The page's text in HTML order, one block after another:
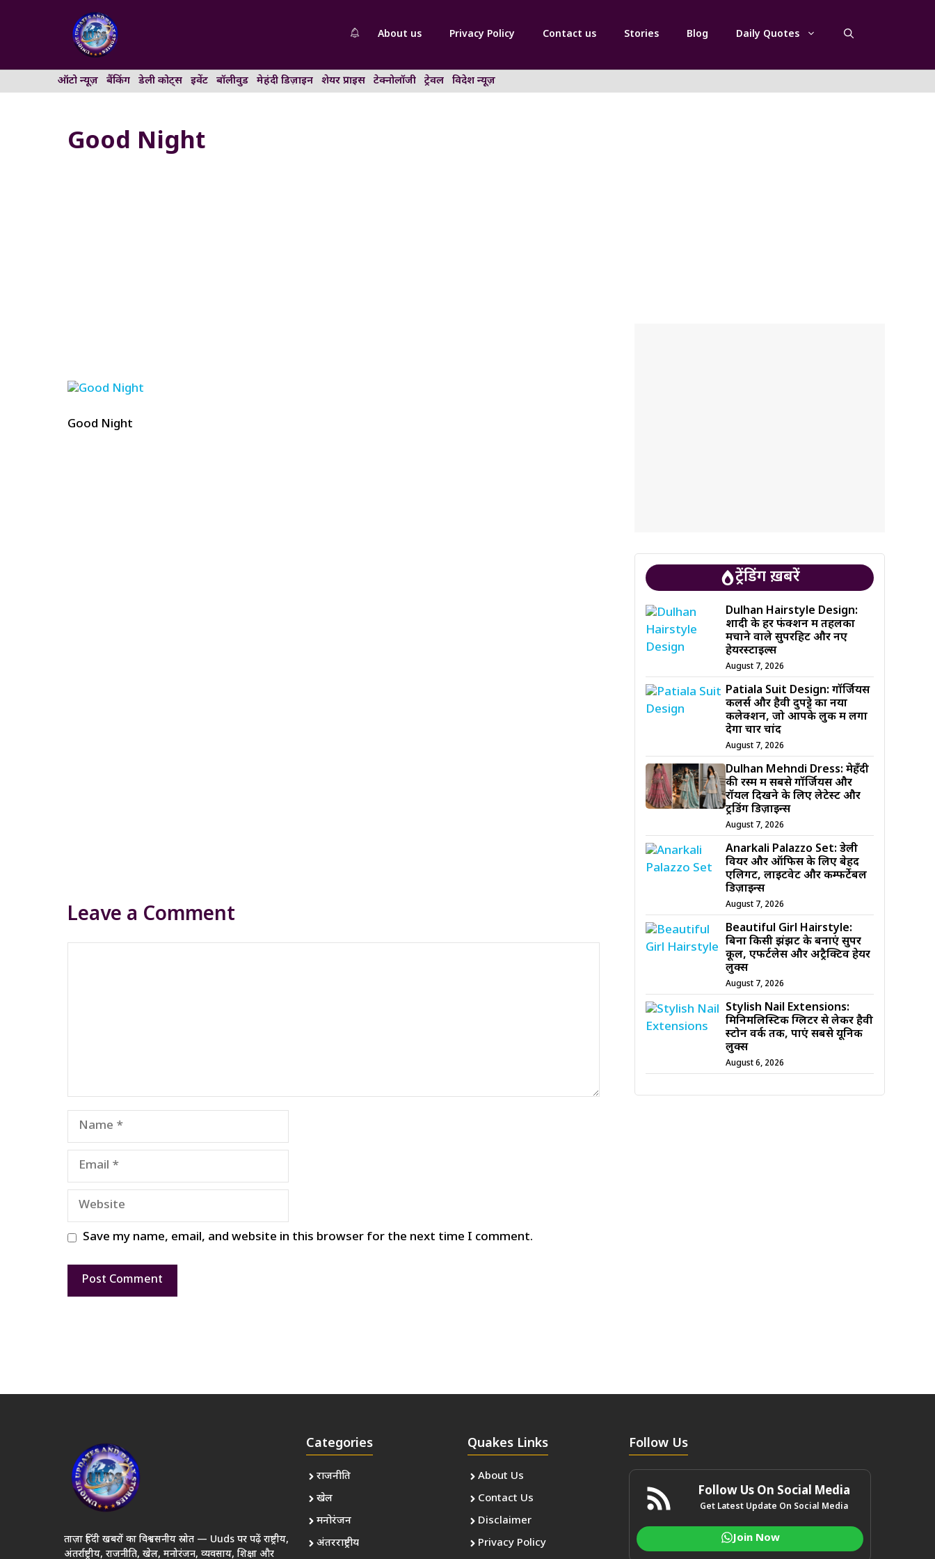
About us Privacy Policy Contact us Stories Blog Daily Quotes
ऑटो न्यूज़ बैंकिंग डेली कोट्स इवेंट बॉलीवुड मेहंदी डिज़ाइन शेयर प्राइस टेक्नोलॉजी ट्रेवल विदेश न्यूज़
Good Night
Good Night
Leave a Comment
Name
Email
Website
Save my name, email, and website in this browser for the next time I comment.
ट्रेंडिंग ख़बरें
Dulhan Hairstyle Design:
शादी के हर फंक्शन में तहलका
मचाने वाले सुपरहिट और नए
हेयरस्टाइल्स
August 7, 2026
Patiala Suit Design: गॉर्जियस
कलर्स और हैवी दुपट्टे का नया
कलेक्शन, जो आपके लुक में लगा
देगा चार चांद
August 7, 2026
Dulhan Mehndi Dress: मेहँदी
की रस्म में सबसे गॉर्जियस और
रॉयल दिखने के लिए लेटेस्ट और
ट्रेंडिंग डिज़ाइन्स
August 7, 2026
Anarkali Palazzo Set: डेली
वियर और ऑफिस के लिए बेहद
एलिगेंट, लाइटवेट और कम्फर्टेबल
डिज़ाइन्स
August 7, 2026
Beautiful Girl Hairstyle:
बिना किसी झंझट के बनाएं सुपर
कूल, एफर्टलेस और अट्रैक्टिव हेयर
लुक्स
August 7, 2026
Stylish Nail Extensions:
मिनिमलिस्टिक ग्लिटर से लेकर हैवी
स्टोन वर्क तक, पाएं सबसे यूनिक
लुक्स
August 6, 2026
ताज़ा हिंदी खबरों का विश्वसनीय स्रोत — Uuds पर पढ़ें राष्ट्रीय,
अंतर्राष्ट्रीय, राजनीति, खेल, मनोरंजन, व्यवसाय, शिक्षा और
Categories
राजनीति
खेल
मनोरंजन
अंतरराष्ट्रीय
Quakes Links
About Us
Contact Us
Disclaimer
Privacy Policy
Follow Us
Follow Us On Social Media
Get Latest Update On Social Media
Join Now